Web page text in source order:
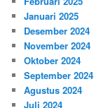
Januari 2025
Desember 2024
November 2024
Oktober 2024
September 2024
Agustus 2024
Juli 2024